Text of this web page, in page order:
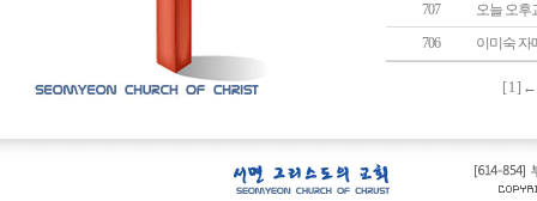
707
오늘 오후
706
이미숙 자
[1] ←